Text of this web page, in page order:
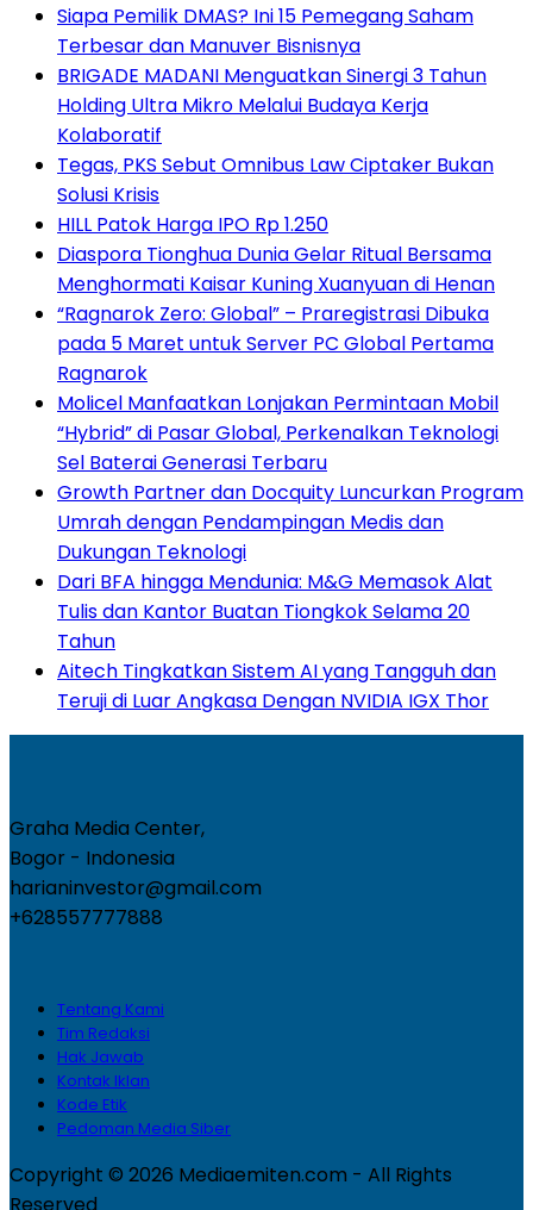
Siapa Pemilik DMAS? Ini 15 Pemegang Saham
Terbesar dan Manuver Bisnisnya
BRIGADE MADANI Menguatkan Sinergi 3 Tahun
Holding Ultra Mikro Melalui Budaya Kerja
Kolaboratif
Tegas, PKS Sebut Omnibus Law Ciptaker Bukan
Solusi Krisis
HILL Patok Harga IPO Rp 1.250
Diaspora Tionghua Dunia Gelar Ritual Bersama
Menghormati Kaisar Kuning Xuanyuan di Henan
“Ragnarok Zero: Global” – Praregistrasi Dibuka
pada 5 Maret untuk Server PC Global Pertama
Ragnarok
Molicel Manfaatkan Lonjakan Permintaan Mobil
“Hybrid” di Pasar Global, Perkenalkan Teknologi
Sel Baterai Generasi Terbaru
Growth Partner dan Docquity Luncurkan Program
Umrah dengan Pendampingan Medis dan
Dukungan Teknologi
Dari BFA hingga Mendunia: M&G Memasok Alat
Tulis dan Kantor Buatan Tiongkok Selama 20
Tahun
Aitech Tingkatkan Sistem AI yang Tangguh dan
Teruji di Luar Angkasa Dengan NVIDIA IGX Thor
Graha Media Center,
Bogor - Indonesia
harianinvestor@gmail.com
+628557777888
Tentang Kami
Tim Redaksi
Hak Jawab
Kontak Iklan
Kode Etik
Pedoman Media Siber
Copyright © 2026 Mediaemiten.com - All Rights
Reserved